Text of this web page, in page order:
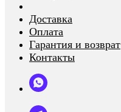
Доставка
Оплата
Гарантия и возврат
Контакты